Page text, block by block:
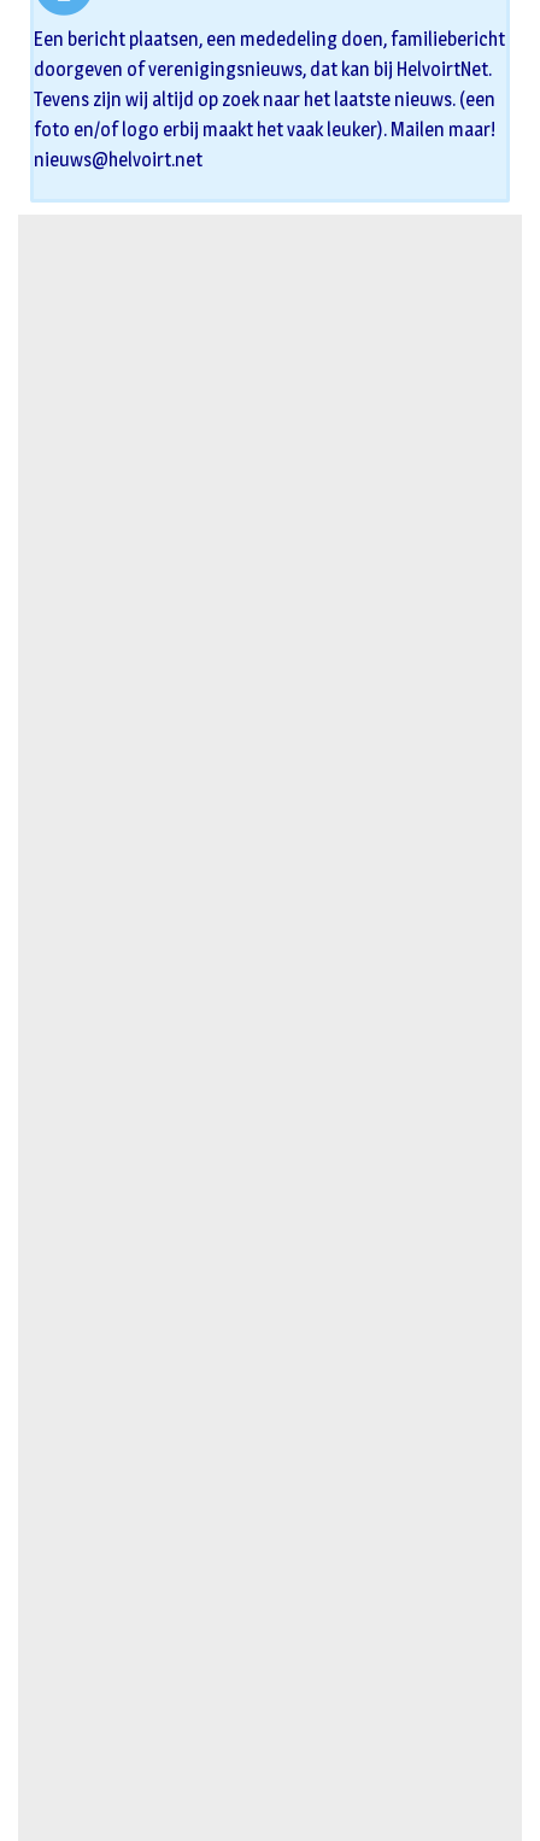
Een bericht plaatsen, een mededeling doen, familiebericht
doorgeven of verenigingsnieuws, dat kan bij HelvoirtNet.
Tevens zijn wij altijd op zoek naar het laatste nieuws. (een
foto en/of logo erbij maakt het vaak leuker). Mailen maar!
nieuws@helvoirt.net